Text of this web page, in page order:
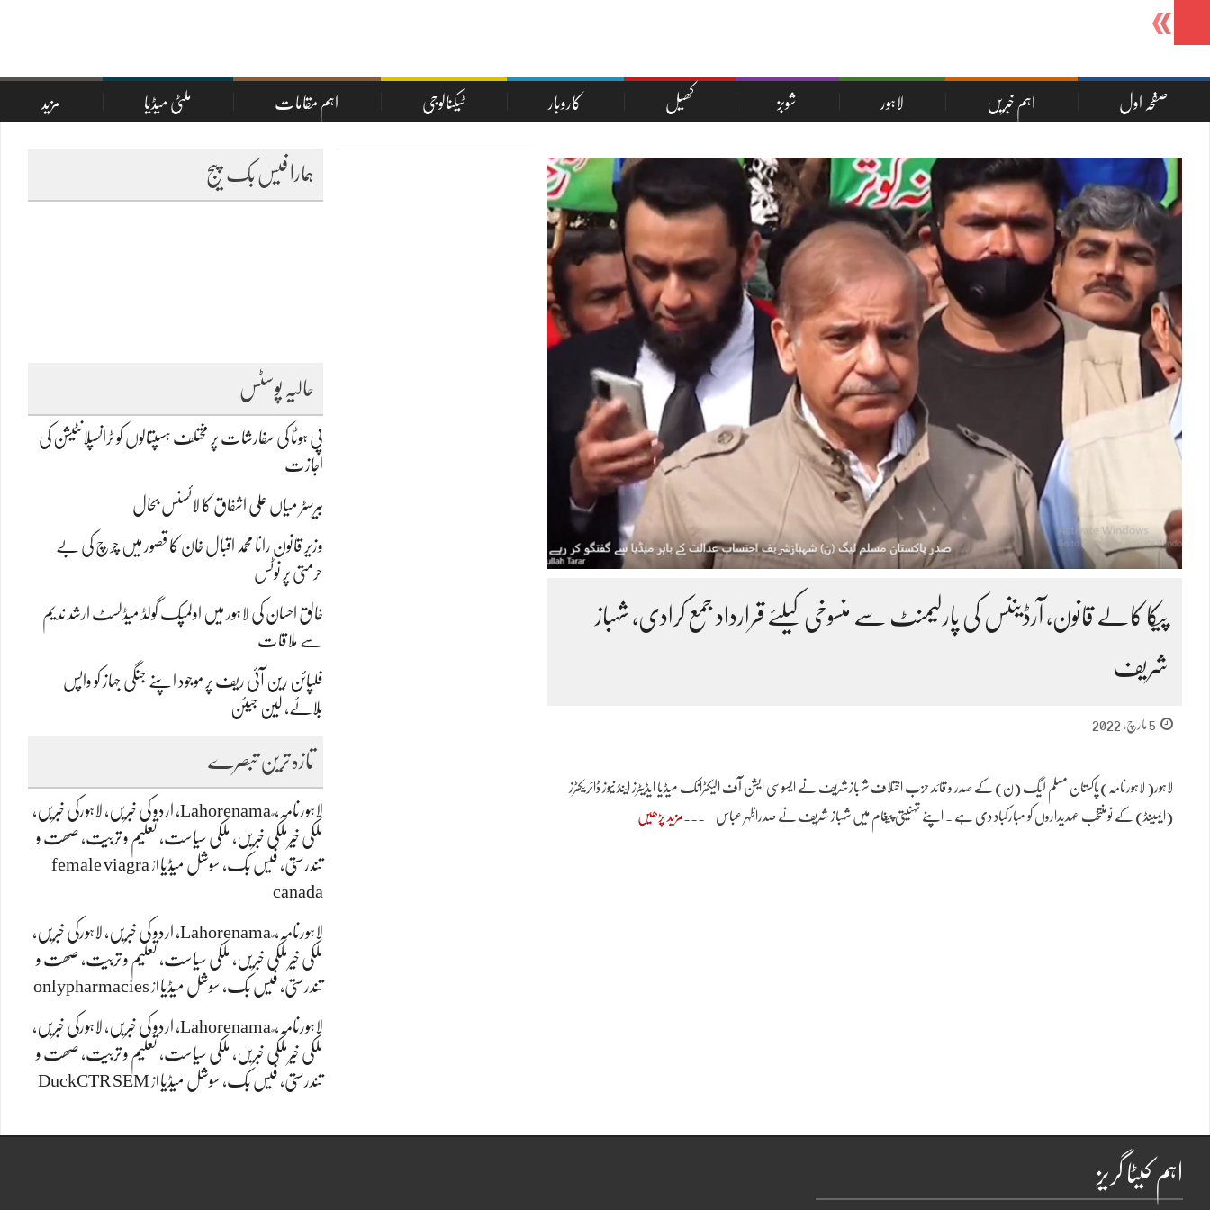
صفحہ اول اہم خبریں لاہور شوبز کھیل کاروبار ٹیکنالوجی اہم مقامات ملٹی میڈیا مزید
ہمارا فیس بک پیج
حالیہ پوسٹس
پی ہوٹا کی سفارشات پر مختلف ہسپتالوں کو ٹرانسپلانٹیشن کی
اجازت
بیرسٹر میاں علی اشفاق کا لائسنس بحال
وزیر قانون رانا محمد اقبال خان کا قصور میں چرچ کی بے
حرمتی پر نوٹس
خالق احسان کی لاہور میں اولمپک گولڈ میڈلسٹ ارشد ندیم
سے ملاقات
فلپائن رین آئی ریف پر موجود اپنے جنگی جہاز کو واپس
بلائے، لین جیئن
تازہ ترین تبصرے
لاہورنامہ، ٌ Lahorenama, اردو کی خبریں، لاہورکی خبریں،
ملکی خیرملکی خبریں، ملکی سیاست، تعلیم و تربیت، صھت و
تندرستی، فیس بک، سوشل میڈیا از female viagra
canada
لاہورنامہ، ٌ Lahorenama, اردو کی خبریں، لاہورکی خبریں،
ملکی خیرملکی خبریں، ملکی سیاست، تعلیم و تربیت، صھت و
تندرستی، فیس بک، سوشل میڈیا از onlypharmacies
لاہورنامہ، ٌ Lahorenama, اردو کی خبریں، لاہورکی خبریں،
ملکی خیرملکی خبریں، ملکی سیاست، تعلیم و تربیت، صھت و
تندرستی، فیس بک، سوشل میڈیا از DuckCTR SEM
پیکا کالے قانون، آرڈیننس کی پارلیمنٹ سے منسوخی کیلئے قرارداد جمع کرادی، شہباز
شریف
5 مارچ, 2022
لاہور( لاہورنامہ)پاکستان مسلم لیگ (ن) کے صدر و قائد حزب اختلاف شہبازشریف نے ایسوسی ایشن آف الیکٹرانک میڈیا ایڈیٹرز اینڈ نیوز ڈائریکٹرز
(ایمینڈ) کے نومنتخب عہدیداروں کو مبارکباد دی ہے ۔ اپنے تہنیتی پیغام میں شہباز شریف نے صدراظہر عباس مزید پڑھیں
اہم کیٹا گریز